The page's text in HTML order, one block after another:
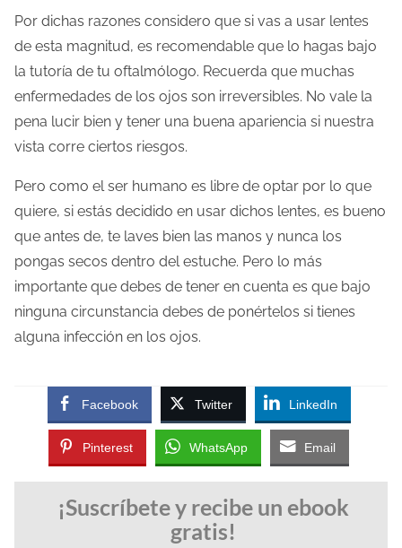
Por dichas razones considero que si vas a usar lentes
de esta magnitud, es recomendable que lo hagas bajo
la tutoría de tu oftalmólogo. Recuerda que muchas
enfermedades de los ojos son irreversibles. No vale la
pena lucir bien y tener una buena apariencia si nuestra
vista corre ciertos riesgos.
Pero como el ser humano es libre de optar por lo que
quiere, si estás decidido en usar dichos lentes, es bueno
que antes de, te laves bien las manos y nunca los
pongas secos dentro del estuche. Pero lo más
importante que debes de tener en cuenta es que bajo
ninguna circunstancia debes de ponértelos si tienes
alguna infección en los ojos.
Facebook Twitter LinkedIn
Pinterest WhatsApp Email